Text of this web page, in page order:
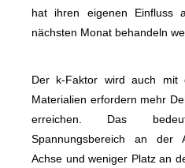
hat ihren eigenen Einfluss
nächsten Monat behandeln
Der k-Faktor wird auch mit
Materialien erfordern mehr
erreichen. Das
Spannungsbereich an der
Achse und weniger Platz an